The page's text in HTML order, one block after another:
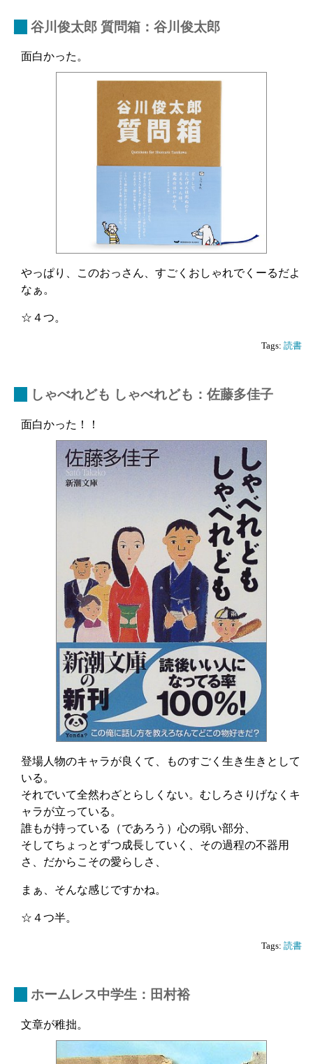
谷川俊太郎 質問箱：谷川俊太郎
面白かった。
やっぱり、このおっさん、すごくおしゃれでくーるだよ
なぁ。
☆４つ。
Tags: 読書
しゃべれども しゃべれども：佐藤多佳子
面白かった！！
登場人物のキャラが良くて、ものすごく生き生きとして
いる。
それでいて全然わざとらしくない。むしろさりげなくキ
ャラが立っている。
誰もが持っている（であろう）心の弱い部分、
そしてちょっとずつ成長していく、その過程の不器用
さ、だからこその愛らしさ、
まぁ、そんな感じですかね。
☆４つ半。
Tags: 読書
ホームレス中学生：田村裕
文章が稚拙。